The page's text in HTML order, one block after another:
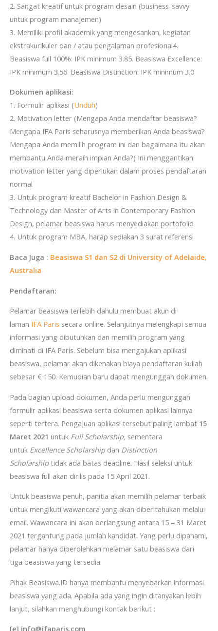
2. Sangat kreatif untuk program desain (business-savvy
untuk program manajemen)
3. Memiliki profil akademik yang mengesankan, kegiatan
ekstrakurikuler dan / atau pengalaman profesional4.
Beasiswa full 100%: IPK minimum 3.85. Beasiswa Excellence:
IPK minimum 3.56. Beasiswa Distinction: IPK minimum 3.0
Dokumen aplikasi:
1. Formulir aplikasi (Unduh)
2. Motivation letter (Mengapa Anda mendaftar beasiswa?
Mengapa IFA Paris seharusnya memberikan Anda beasiswa?
Mengapa Anda memilih program ini dan bagaimana itu akan
membantu Anda meraih impian Anda?) Ini menggantikan
motivation letter yang diperlukan dalam proses pendaftaran
normal
3. Untuk program kreatif Bachelor in Fashion Design &
Technology dan Master of Arts in Contemporary Fashion
Design, pelamar beasiswa harus menyediakan portofolio
4. Untuk program MBA, harap sediakan 3 surat referensi
Baca Juga : Beasiswa S1 dan S2 di University of Adelaide,
Australia
Pendaftaran:
Pelamar beasiswa terlebih dahulu membuat akun di
laman IFA Paris secara online. Selanjutnya melengkapi semua
informasi yang dibutuhkan dan memilih program yang
diminati di IFA Paris. Sebelum bisa mengajukan aplikasi
beasiswa, pelamar akan dikenakan biaya pendaftaran kuliah
sebesar € 150. Kemudian baru dapat mengunggah dokumen.
Pada bagian upload dokumen, Anda perlu mengunggah
formulir aplikasi beasiswa serta dokumen aplikasi lainnya
seperti tertera. Pengajuan aplikasi tersebut paling lambat 15
Maret 2021 untuk Full Scholarship, sementara
untuk Excellence Scholarship dan Distinction
Scholarshiptidak ada batas deadline. Hasil seleksi untuk
beasiswa full akan dirilis pada 15 April 2021.
Untuk beasiswa penuh, panitia akan memilih pelamar terbaik
untuk mengikuti wawancara yang akan diberitahukan melalui
email. Wawancara ini akan berlangsung antara 15 – 31 Maret
2021 tergantung pada jumlah kandidat. Yang perlu dipahami,
pelamar hanya diperolehkan melamar satu beasiswa dari
tiga beasiswa yang tersedia.
Pihak Beasiswa.ID hanya membantu menyebarkan informasi
beasiswa yang ada. Apabila ada yang ingin ditanyakan lebih
lanjut, silahkan menghubungi kontak berikut :
[e] info@ifaparis.com